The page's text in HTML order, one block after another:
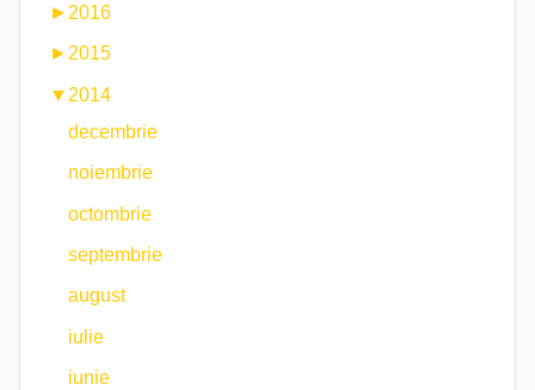
► 2016
► 2015
▼ 2014
decembrie
noiembrie
octombrie
septembrie
august
iulie
iunie